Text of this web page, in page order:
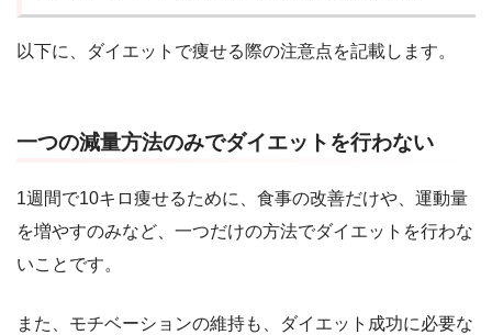
以下に、ダイエットで痩せる際の注意点を記載します。
一つの減量方法のみでダイエットを行わない
1週間で10キロ痩せるために、食事の改善だけや、運動量
を増やすのみなど、一つだけの方法でダイエットを行わな
いことです。
また、モチベーションの維持も、ダイエット成功に必要な